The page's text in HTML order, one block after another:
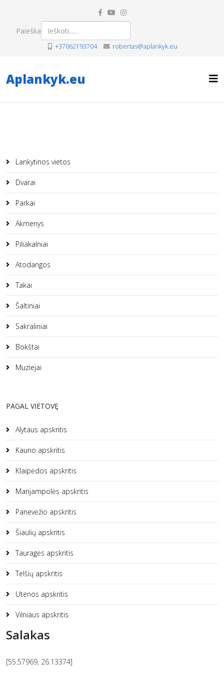
Paieška
+37062193704 robertas@aplankyk.eu
Aplankyk.eu
Lankytinos vietos
Dvarai
Parkai
Akmenys
Piliakalniai
Atodangos
Takai
Šaltiniai
Sakraliniai
Bokštai
Muziejai
PAGAL VIETOVĘ
Alytaus apskritis
Kauno apskritis
Klaipėdos apskritis
Marijampolės apskritis
Panevėžio apskritis
Šiaulių apskritis
Tauragės apskritis
Telšių apskritis
Utenos apskritis
Vilniaus apskritis
Salakas
[55.57969, 26.13374]